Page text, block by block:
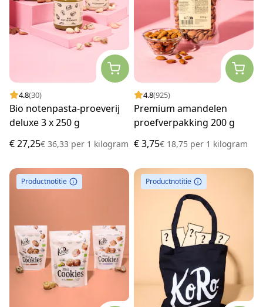
4.8(30)
Bio notenpasta-proeverij
deluxe 3 x 250 g
€ 27,25€ 36,33 per 1 kilogram
4.8(925)
Premium amandelen
proefverpakking 200 g
€ 3,75€ 18,75 per 1 kilogram
Productnotitie Productnotitie